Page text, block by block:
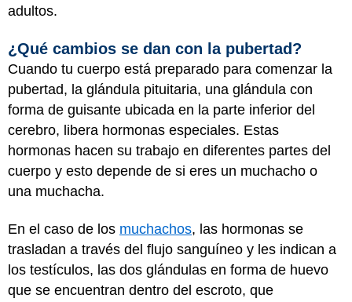
adultos.
¿Qué cambios se dan con la pubertad?
Cuando tu cuerpo está preparado para comenzar la
pubertad, la glándula pituitaria, una glándula con
forma de guisante ubicada en la parte inferior del
cerebro, libera hormonas especiales. Estas
hormonas hacen su trabajo en diferentes partes del
cuerpo y esto depende de si eres un muchacho o
una muchacha.
En el caso de los muchachos, las hormonas se
trasladan a través del flujo sanguíneo y les indican a
los testículos, las dos glándulas en forma de huevo
que se encuentran dentro del escroto, que